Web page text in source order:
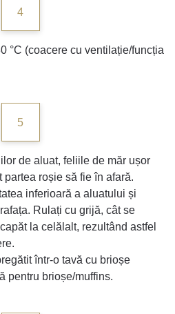
4
°C (coacere cu ventilație/funcția
5
de aluat, feliile de măr ușor
roșie să fie în afară.
inferioară a aluatului și
Rulați cu grijă, cât se
la celălalt, rezultând astfel
într-o tavă cu brioșe
pentru brioșe/muffins.